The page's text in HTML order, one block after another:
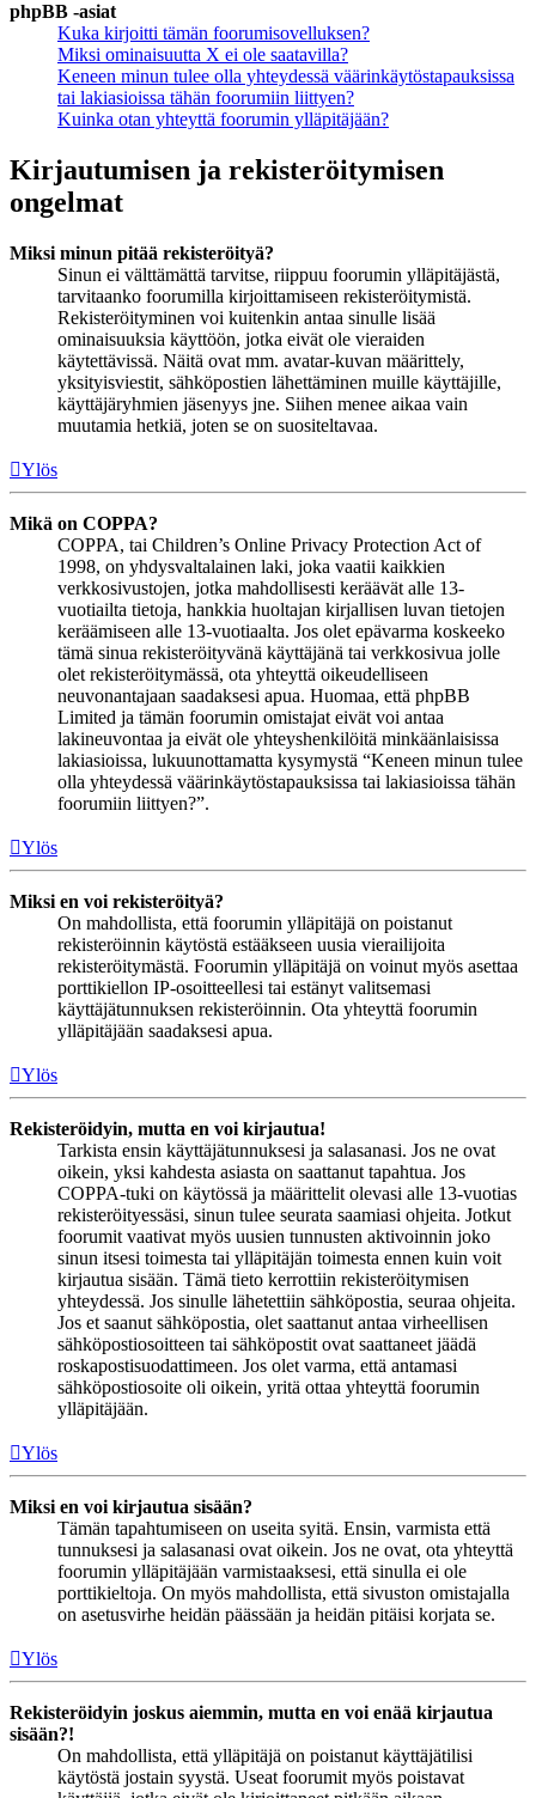
phpBB -asiat
Kuka kirjoitti tämän foorumisovelluksen?
Miksi ominaisuutta X ei ole saatavilla?
Keneen minun tulee olla yhteydessä väärinkäytöstapauksissa
tai lakiasioissa tähän foorumiin liittyen?
Kuinka otan yhteyttä foorumin ylläpitäjään?
Kirjautumisen ja rekisteröitymisen
ongelmat
Miksi minun pitää rekisteröityä?
Sinun ei välttämättä tarvitse, riippuu foorumin ylläpitäjästä,
tarvitaanko foorumilla kirjoittamiseen rekisteröitymistä.
Rekisteröityminen voi kuitenkin antaa sinulle lisää
ominaisuuksia käyttöön, jotka eivät ole vieraiden
käytettävissä. Näitä ovat mm. avatar-kuvan määrittely,
yksityisviestit, sähköpostien lähettäminen muille käyttäjille,
käyttäjäryhmien jäsenyys jne. Siihen menee aikaa vain
muutamia hetkiä, joten se on suositeltavaa.
Ylös
Mikä on COPPA?
COPPA, tai Children’s Online Privacy Protection Act of
1998, on yhdysvaltalainen laki, joka vaatii kaikkien
verkkosivustojen, jotka mahdollisesti keräävät alle 13-
vuotiailta tietoja, hankkia huoltajan kirjallisen luvan tietojen
keräämiseen alle 13-vuotiaalta. Jos olet epävarma koskeeko
tämä sinua rekisteröityvänä käyttäjänä tai verkkosivua jolle
olet rekisteröitymässä, ota yhteyttä oikeudelliseen
neuvonantajaan saadaksesi apua. Huomaa, että phpBB
Limited ja tämän foorumin omistajat eivät voi antaa
lakineuvontaa ja eivät ole yhteyshenkilöitä minkäänlaisissa
lakiasioissa, lukuunottamatta kysymystä “Keneen minun tulee
olla yhteydessä väärinkäytöstapauksissa tai lakiasioissa tähän
foorumiin liittyen?”.
Ylös
Miksi en voi rekisteröityä?
On mahdollista, että foorumin ylläpitäjä on poistanut
rekisteröinnin käytöstä estääkseen uusia vierailijoita
rekisteröitymästä. Foorumin ylläpitäjä on voinut myös asettaa
porttikiellon IP-osoitteellesi tai estänyt valitsemasi
käyttäjätunnuksen rekisteröinnin. Ota yhteyttä foorumin
ylläpitäjään saadaksesi apua.
Ylös
Rekisteröidyin, mutta en voi kirjautua!
Tarkista ensin käyttäjätunnuksesi ja salasanasi. Jos ne ovat
oikein, yksi kahdesta asiasta on saattanut tapahtua. Jos
COPPA-tuki on käytössä ja määrittelit olevasi alle 13-vuotias
rekisteröityessäsi, sinun tulee seurata saamiasi ohjeita. Jotkut
foorumit vaativat myös uusien tunnusten aktivoinnin joko
sinun itsesi toimesta tai ylläpitäjän toimesta ennen kuin voit
kirjautua sisään. Tämä tieto kerrottiin rekisteröitymisen
yhteydessä. Jos sinulle lähetettiin sähköpostia, seuraa ohjeita.
Jos et saanut sähköpostia, olet saattanut antaa virheellisen
sähköpostiosoitteen tai sähköpostit ovat saattaneet jäädä
roskapostisuodattimeen. Jos olet varma, että antamasi
sähköpostiosoite oli oikein, yritä ottaa yhteyttä foorumin
ylläpitäjään.
Ylös
Miksi en voi kirjautua sisään?
Tämän tapahtumiseen on useita syitä. Ensin, varmista että
tunnuksesi ja salasanasi ovat oikein. Jos ne ovat, ota yhteyttä
foorumin ylläpitäjään varmistaaksesi, että sinulla ei ole
porttikieltoja. On myös mahdollista, että sivuston omistajalla
on asetusvirhe heidän päässään ja heidän pitäisi korjata se.
Ylös
Rekisteröidyin joskus aiemmin, mutta en voi enää kirjautua
sisään?!
On mahdollista, että ylläpitäjä on poistanut käyttäjätilisi
käytöstä jostain syystä. Useat foorumit myös poistavat